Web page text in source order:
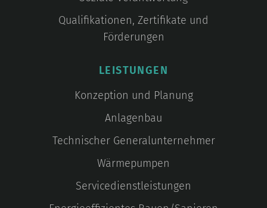
Qualifikationen, Zertifikate und
Förderungen
LEISTUNGEN
Konzeption und Planung
Anlagenbau
Technischer Generalunternehmer
Wärmepumpen
Servicedienstleistungen